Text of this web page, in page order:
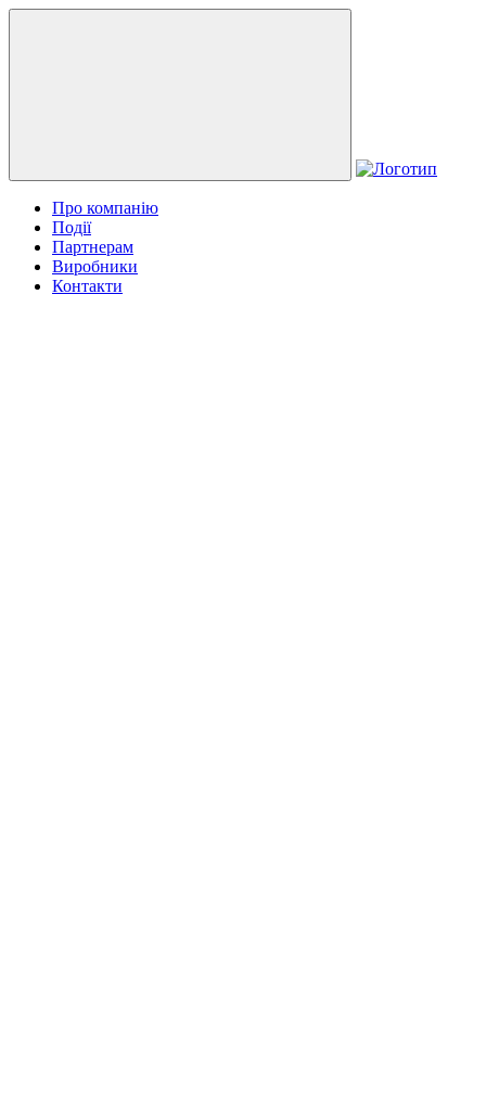
Про компанію
Події
Партнерам
Виробники
Контакти